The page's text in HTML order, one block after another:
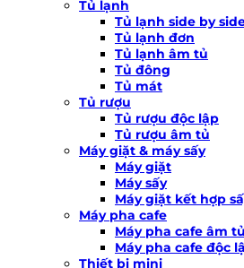
Tủ lạnh
Tủ lạnh side by
Tủ lạnh đơn
Tủ lạnh âm tủ
Tủ đông
Tủ mát
Tủ rượu
Tủ rượu độc lập
Tủ rượu âm tủ
Máy giặt & máy sấy
Máy giặt
Máy sấy
Máy giặt kết hợp
Máy pha cafe
Máy pha cafe âm tủ
Máy pha cafe độc
Thiết bị mini